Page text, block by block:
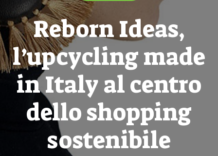
Reborn Ideas,
l’upcycling made
in Italy al centro
dello shopping
sostenibile